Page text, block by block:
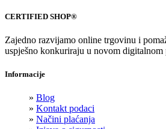
CERTIFIED SHOP®
Zajedno razvijamo online trgovinu i
uspješno konkuriraju u novom
Informacije
» Blog
» Kontakt podaci
» Načini plaćanja